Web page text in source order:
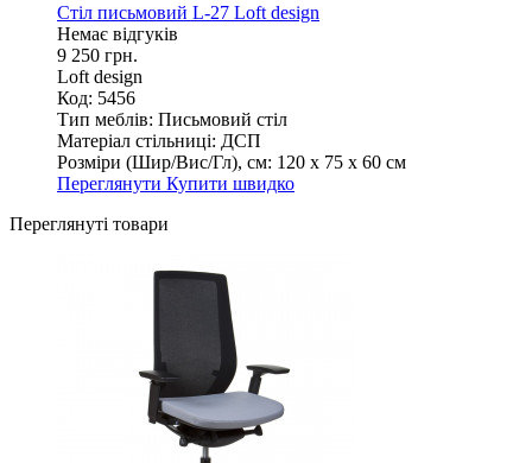
Стіл письмовий L-27 Loft design
Немає відгуків
9 250 грн.
Loft design
Код: 5456
Тип меблів: Письмовий стіл
Матеріал стільниці: ДСП
Розміри (Шир/Вис/Гл), см: 120 х 75 х 60 см
Переглянути Купити швидко
Переглянуті товари